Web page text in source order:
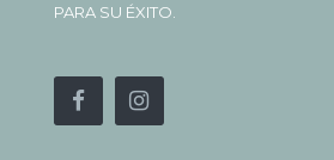
PARA SU ÉXITO.